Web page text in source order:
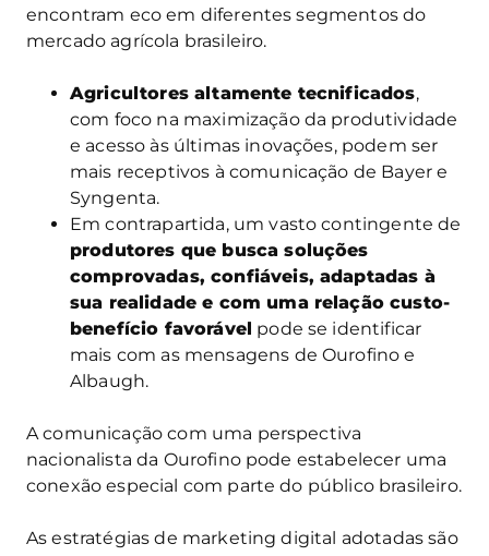
encontram eco em diferentes segmentos do
mercado agrícola brasileiro.
Agricultores altamente tecnificados,
com foco na maximização da produtividade
e acesso às últimas inovações, podem ser
mais receptivos à comunicação de Bayer e
Syngenta.
Em contrapartida, um vasto contingente de
produtores que busca soluções
comprovadas, confiáveis, adaptadas à
sua realidade e com uma relação custo-
benefício favorável pode se identificar
mais com as mensagens de Ourofino e
Albaugh.
A comunicação com uma perspectiva
nacionalista da Ourofino pode estabelecer uma
conexão especial com parte do público brasileiro.
As estratégias de marketing digital adotadas são